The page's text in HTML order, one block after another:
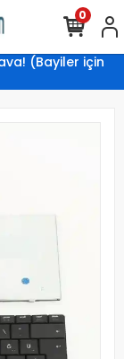
(Bayiler için
0